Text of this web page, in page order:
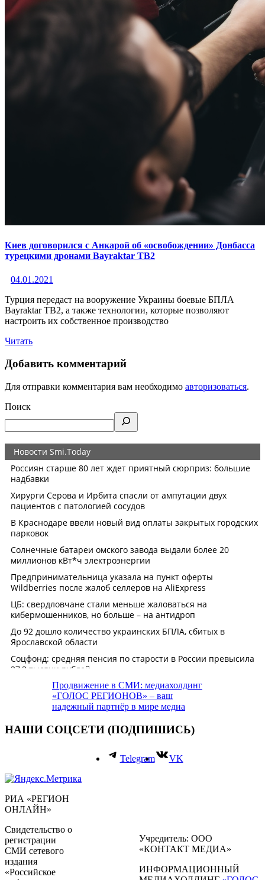
Киев договорился с Анкарой об «освобождении» Донбасса
турецкими дронами Bayraktar TB2
04.01.2021
Турция передаст на вооружение Украины боевые БПЛА
Bayraktar TB2, а также технологии, которые позволяют
настроить их собственное производство
Читать
Добавить комментарий
Для отправки комментария вам необходимо авторизоваться.
Поиск
Продвижение в СМИ: медиахолдинг
«ГОЛОС РЕГИОНОВ» – ваш
надежный партнёр в мире медиа
НАШИ СОЦСЕТИ (ПОДПИШИСЬ)
Telegram VK
РИА «РЕГИОН
ОНЛАЙН»
Свидетельство о
регистрации
СМИ сетевого
издания
«Российское
Учредитель: ООО
«КОНТАКТ МЕДИА»
ИНФОРМАЦИОННЫЙ